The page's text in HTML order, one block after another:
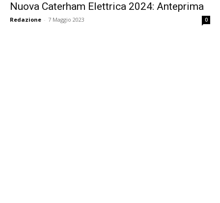
Nuova Caterham Elettrica 2024: Anteprima
Redazione - 7 Maggio 2023 0